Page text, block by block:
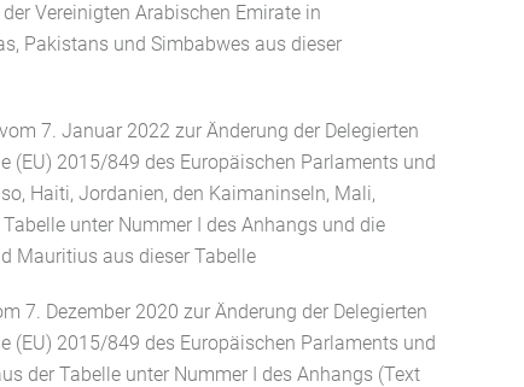
Vereinigten Arabischen Emirate in
Pakistans und Simbabwes aus dieser
7. Januar 2022 zur Änderung der Delegierten
(EU) 2015/849 des Europäischen Parlaments und
Haiti, Jordanien, den Kaimaninseln, Mali,
unter Nummer I des Anhangs und die
Mauritius aus dieser Tabelle
7. Dezember 2020 zur Änderung der Delegierten
(EU) 2015/849 des Europäischen Parlaments und
der Tabelle unter Nummer I des Anhangs (Text